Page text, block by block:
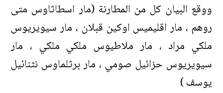
ووقع البيان كل من المطارنة (مار اسطاثاوس متى
روهم ، مار اقليميس اوكين قبلان ، مار سيويريوس
ملكي مراد ، مار ملاطيوس ملكي ملكي ، مار
سيويريوس حزائيل صومي ، مار برثلماوس نثنائيل
يوسف )